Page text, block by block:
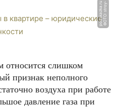
Ф
О
Т
О:
s
t
r
o
y
-
p
o
d
s
k
a
z
k
a.
r
u
относится слишком
признак неполного
воздуха при работе
давление газа при